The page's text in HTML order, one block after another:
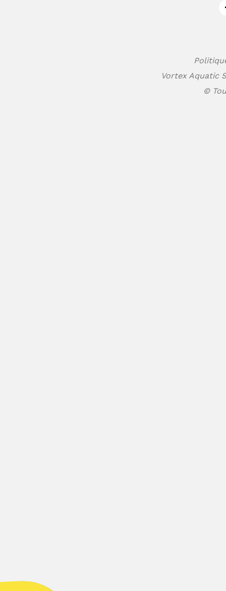
Vortex Aquatic
©